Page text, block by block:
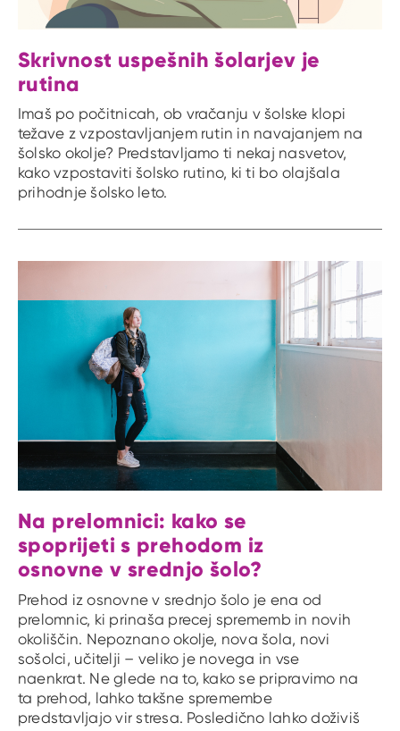
Skrivnost uspešnih šolarjev je
rutina
Imaš po počitnicah, ob vračanju v šolske klopi
težave z vzpostavljanjem rutin in navajanjem na
šolsko okolje? Predstavljamo ti nekaj nasvetov,
kako vzpostaviti šolsko rutino, ki ti bo olajšala
prihodnje šolsko leto.
Na prelomnici: kako se
spoprijeti s prehodom iz
osnovne v srednjo šolo?
Prehod iz osnovne v srednjo šolo je ena od
prelomnic, ki prinaša precej sprememb in novih
okoliščin. Nepoznano okolje, nova šola, novi
sošolci, učitelji – veliko je novega in vse
naenkrat. Ne glede na to, kako se pripravimo na
ta prehod, lahko takšne spremembe
predstavljajo vir stresa. Posledično lahko doživiš